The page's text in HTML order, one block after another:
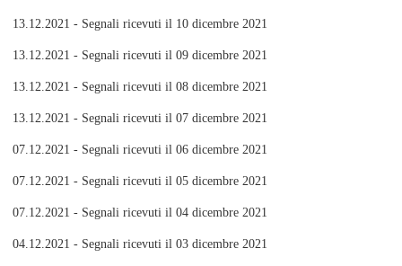
13.12.2021 - Segnali ricevuti il 10 dicembre 2021
13.12.2021 - Segnali ricevuti il 09 dicembre 2021
13.12.2021 - Segnali ricevuti il 08 dicembre 2021
13.12.2021 - Segnali ricevuti il 07 dicembre 2021
07.12.2021 - Segnali ricevuti il 06 dicembre 2021
07.12.2021 - Segnali ricevuti il 05 dicembre 2021
07.12.2021 - Segnali ricevuti il 04 dicembre 2021
04.12.2021 - Segnali ricevuti il 03 dicembre 2021